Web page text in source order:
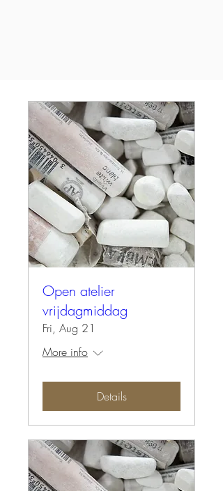
Open atelier
vrijdagmiddag
Fri, Aug 21
More info
Details